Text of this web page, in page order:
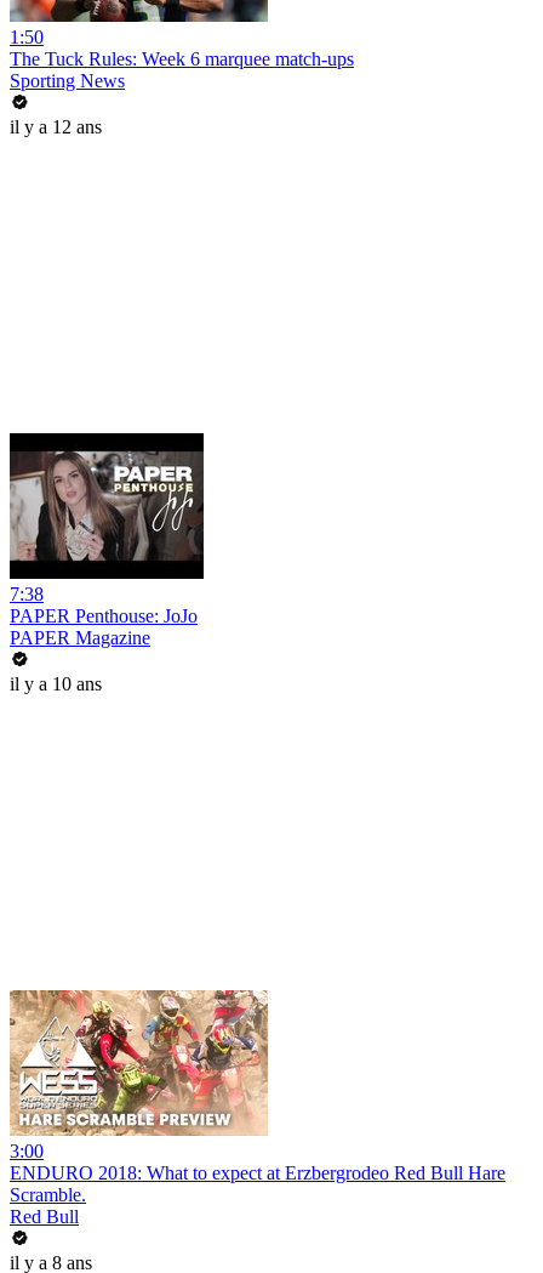
1:50
The Tuck Rules: Week 6 marquee match-ups
Sporting News
il y a 12 ans
7:38
PAPER Penthouse: JoJo
PAPER Magazine
il y a 10 ans
3:00
ENDURO 2018: What to expect at Erzbergrodeo Red Bull Hare
Scramble.
Red Bull
il y a 8 ans